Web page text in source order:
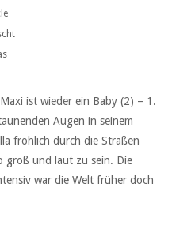
ist wieder ein Baby (2) – 1.
Augen in seinem
fröhlich durch die Straßen
groß und laut zu sein. Die
war die Welt früher doch